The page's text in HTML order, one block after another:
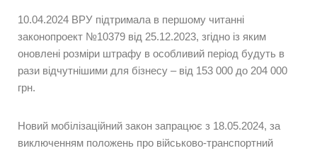
10.04.2024 ВРУ підтримала в першому читанні
законопроект №10379 від 25.12.2023, згідно із яким
оновлені розміри штрафу в особливий період будуть в
рази відчутнішими для бізнесу – від 153 000 до 204 000
грн.
Новий мобілізаційний закон запрацює з 18.05.2024, за
виключенням положень про військово-транспортний